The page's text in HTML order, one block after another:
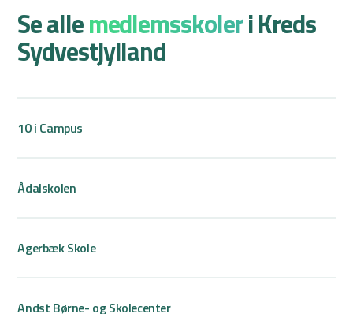
Se allemedlemsskoleri Kreds
Sydvestjylland
10 i Campus
Ådalskolen
Agerbæk Skole
Andst Børne- og Skolecenter